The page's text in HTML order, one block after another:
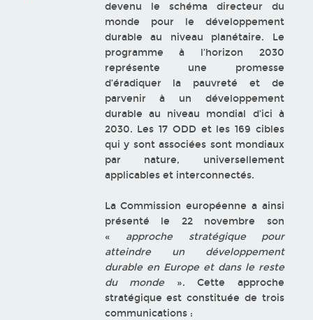
devenu le schéma directeur du
monde pour le développement
durable au niveau planétaire. Le
programme à l’horizon 2030
représente une promesse
d’éradiquer la pauvreté et de
parvenir à un développement
durable au niveau mondial d’ici à
2030. Les 17 ODD et les 169 cibles
qui y sont associées sont mondiaux
par nature, universellement
applicables et interconnectés.
La Commission européenne a ainsi
présenté le 22 novembre son
« approche stratégique pour
atteindre un développement
durable en Europe et dans le reste
du monde». Cette approche
stratégique est constituée de trois
communications :